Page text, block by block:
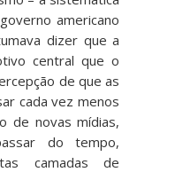
americano
dizer que a
central que o
de que as
cada vez menos
de novas mídias,
do tempo,
camadas de